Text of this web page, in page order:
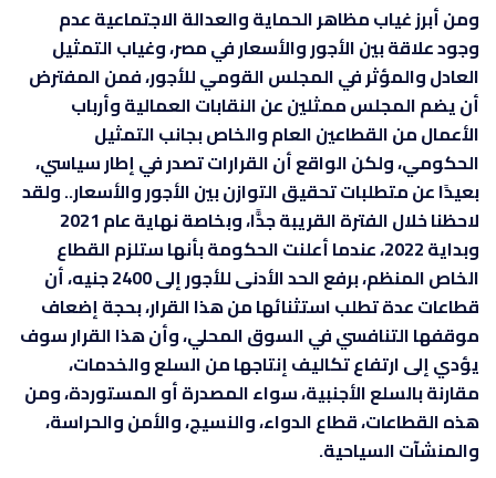
ومن أبرز غياب مظاهر الحماية والعدالة الاجتماعية عدم
وجود علاقة بين الأجور والأسعار في مصر، وغياب التمثيل
العادل والمؤثر في المجلس القومي للأجور، فمن المفترض
أن يضم المجلس ممثلين عن النقابات العمالية وأرباب
الأعمال من القطاعين العام والخاص بجانب التمثيل
الحكومي، ولكن الواقع أن القرارات تصدر في إطار سياسي،
بعيدًا عن متطلبات تحقيق التوازن بين الأجور والأسعار.. ولقد
لاحظنا خلال الفترة القريبة جدًّا، وبخاصة نهاية عام 2021
وبداية 2022، عندما أعلنت الحكومة بأنها ستلزم القطاع
الخاص المنظم، برفع الحد الأدنى للأجور إلى 2400 جنيه، أن
قطاعات عدة تطلب استثنائها من هذا القرار، بحجة إضعاف
موقفها التنافسي في السوق المحلي، وأن هذا القرار سوف
يؤدي إلى ارتفاع تكاليف إنتاجها من السلع والخدمات،
مقارنة بالسلع الأجنبية، سواء المصدرة أو المستوردة، ومن
هذه القطاعات، قطاع الدواء، والنسيج، والأمن والحراسة،
والمنشآت السياحية.